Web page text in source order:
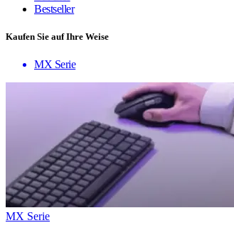
Bestseller
Kaufen Sie auf Ihre Weise
MX Serie
MX Serie